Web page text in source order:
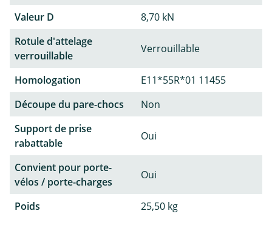
Valeur D
8,70 kN
Rotule d'attelage
verrouillable
Verrouillable
Homologation
E11*55R*01 11455
Découpe du pare-chocs
Non
Support de prise
rabattable
Oui
Convient pour porte-
vélos / porte-charges
Oui
Poids 25,50 kg